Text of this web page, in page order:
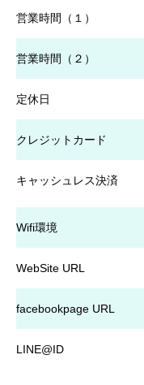
営業時間（１）
営業時間（２）
定休日
クレジットカード
キャッシュレス決済
Wifi環境
WebSite URL
facebookpage URL
LINE@ID